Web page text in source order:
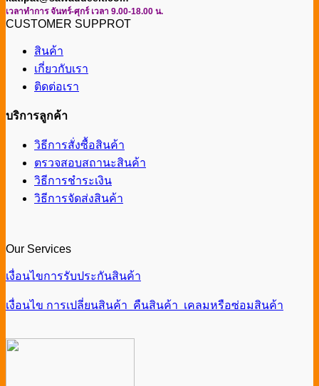
เวลาทำการ จันทร์-ศุกร์ เวลา 9.00-18.00 น.
CUSTOMER SUPPROT
สินค้า
เกี่ยวกับเรา
ติดต่อเรา
บริการลูกค้า
วิธีการสั่งซื้อสินค้า
ตรวจสอบสถานะสินค้า
วิธีการชำระเงิน
วิธีการจัดส่งสินค้า
Our Services
เงื่อนไขการรับประกันสินค้า
เงื่อนไข การเปลี่ยนสินค้า คืนสินค้า เคลมหรือซ่อมสินค้า